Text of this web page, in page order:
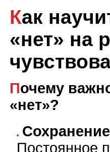
Как научиться говорить
«нет» на
Почему важно уметь говорить
«нет»?
Постоянное